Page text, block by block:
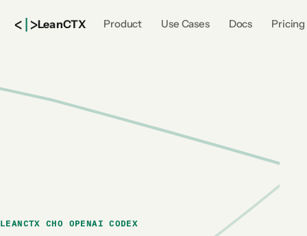
<|>LeanCTX Product Use Cases Docs Pricing
LEANCTX CHO OPENAI CODEX